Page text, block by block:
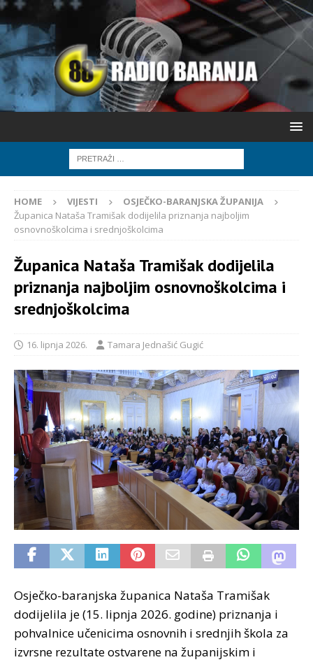
HOME VIJESTI
OSJEČKO-BARANJSKA ŽUPANIJA
Županica Nataša Tramišak dodijelila priznanja najboljim
osnovnoškolcima i srednjoškolcima
Županica Nataša Tramišak dodijelila
priznanja najboljim osnovnoškolcima i
srednjoškolcima
16. lipnja 2026. Tamara Jednašić Gugić
Osječko-baranjska županica Nataša Tramišak
dodijelila je (15. lipnja 2026. godine) priznanja i
pohvalnice učenicima osnovnih i srednjih škola za
izvrsne rezultate ostvarene na županijskim i